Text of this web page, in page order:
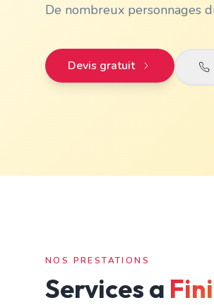
De nombreux personnages
Devis gratuit
NOS PRESTATIONS
Services a